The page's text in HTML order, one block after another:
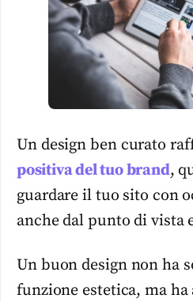
Un design ben curato
positiva del tuo brand,
guardare il tuo sito con
anche dal punto di vista
Un buon design non ha
funzione estetica, ma ha